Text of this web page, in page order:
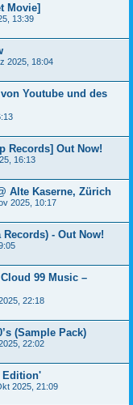
Movie]
13:39
2025, 18:04
Youtube und des
Records] Out Now!
16:13
Alte Kaserne, Zürich
2025, 10:17
- Out Now!
99 Music –
22:18
(Sample Pack)
22:02
Edition'
2025, 21:09